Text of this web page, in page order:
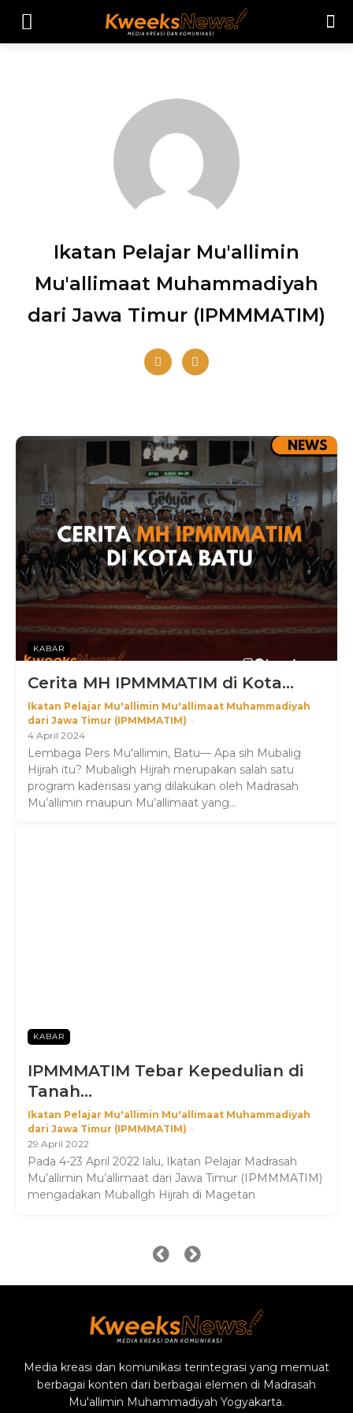
Ikatan Pelajar Mu'allimin
Mu'allimaat Muhammadiyah
dari Jawa Timur (IPMMMATIM)
KABAR
Cerita MH IPMMMATIM di Kota...
Ikatan Pelajar Mu'allimin Mu'allimaat Muhammadiyah
dari Jawa Timur (IPMMMATIM) -
4 April 2024
Lembaga Pers Mu'allimin, Batu— Apa sih Mubalig
Hijrah itu? Mubaligh Hijrah merupakan salah satu
program kaderisasi yang dilakukan oleh Madrasah
Mu’allimin maupun Mu’allimaat yang...
KABAR
IPMMMATIM Tebar Kepedulian di
Tanah...
Ikatan Pelajar Mu'allimin Mu'allimaat Muhammadiyah
dari Jawa Timur (IPMMMATIM) -
29 April 2022
Pada 4-23 April 2022 lalu, Ikatan Pelajar Madrasah
Mu’allimin Mu’allimaat dari Jawa Timur (IPMMMATIM)
mengadakan Muballgh Hijrah di Magetan
Media kreasi dan komunikasi terintegrasi yang memuat
berbagai konten dari berbagai elemen di Madrasah
Mu'allimin Muhammadiyah Yogyakarta.